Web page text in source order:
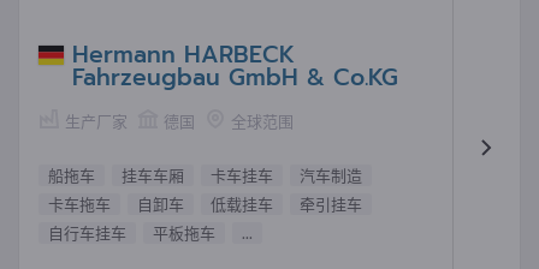
Hermann HARBECK
Fahrzeugbau GmbH & Co.KG
生产厂家 德国 全球范围
船拖车 挂车车厢 卡车挂车
汽车制造
卡车拖车
自卸车 低载挂车
牵引挂车
自行车挂车
平板拖车 ...